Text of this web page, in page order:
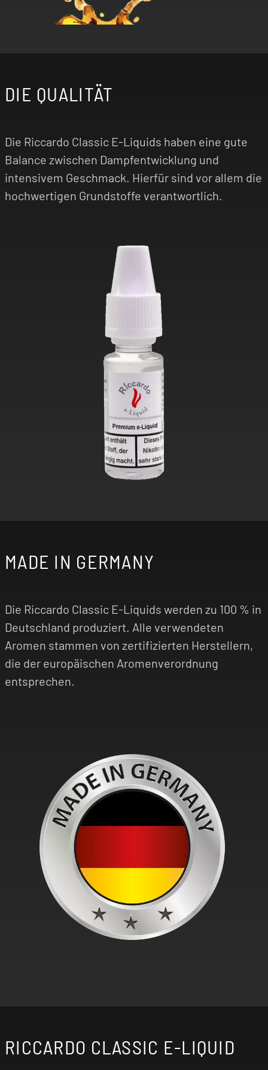
DIE QUALITÄT
Die Riccardo Classic E-Liquids haben eine gute
Balance zwischen Dampfentwicklung und
intensivem Geschmack. Hierfür sind vor allem die
hochwertigen Grundstoffe verantwortlich.
MADE IN GERMANY
Die Riccardo Classic E-Liquids werden zu 100 % in
Deutschland produziert. Alle verwendeten
Aromen stammen von zertifizierten Herstellern,
die der europäischen Aromenverordnung
entsprechen.
RICCARDO CLASSIC E-LIQUID